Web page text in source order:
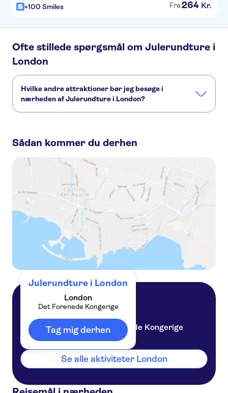
+100 Smiles
Fra:264 Kr.
Ofte stillede spørgsmål om Julerundture i
London
Hvilke andre attraktioner bør jeg besøge i
nærheden af Julerundture i London?
Harry Potter tours from London
The London Eye
London West End
Tower of London
Sådan kommer du derhen
Julerundture i London
London
Det Forenede Kongerige
Tag mig derhenDet Forenede Kongerige
Se alle aktiviteter London